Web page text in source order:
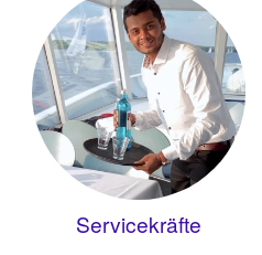
Servicekräfte